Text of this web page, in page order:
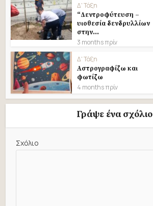
Δ' Τάξη
“Δεντροφύτευση –
υιοθεσία δενδρυλλίων
στην...
3 months πρίν
Δ' Τάξη
Αστρογραφίζω και
φωτίζω
4 months πρίν
Γράψε ένα σχόλιο
Σχόλιο